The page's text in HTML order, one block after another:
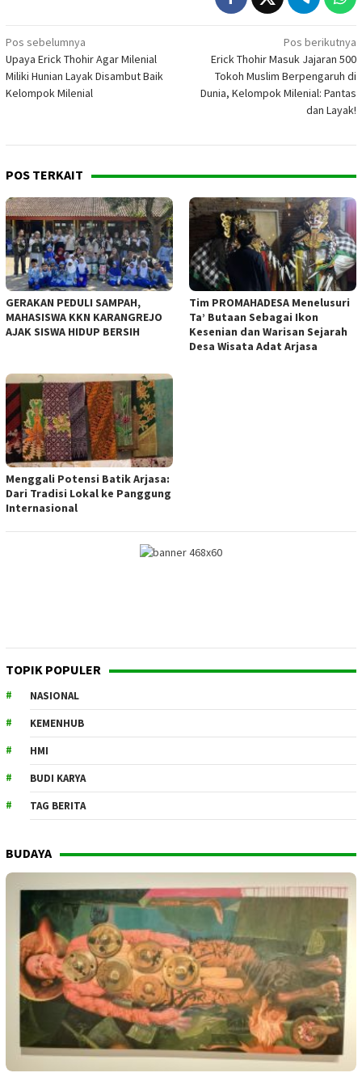
Navigasi
pos
Pos sebelumnya
Upaya Erick Thohir Agar Milenial
Miliki Hunian Layak Disambut Baik
Kelompok Milenial
Pos berikutnya
Erick Thohir Masuk Jajaran 500
Tokoh Muslim Berpengaruh di
Dunia, Kelompok Milenial: Pantas
dan Layak!
POS TERKAIT
GERAKAN PEDULI SAMPAH,
MAHASISWA KKN KARANGREJO
AJAK SISWA HIDUP BERSIH
Tim PROMAHADESA Menelusuri
Ta’ Butaan Sebagai Ikon
Kesenian dan Warisan Sejarah
Desa Wisata Adat Arjasa
Menggali Potensi Batik Arjasa:
Dari Tradisi Lokal ke Panggung
Internasional
TOPIK POPULER
NASIONAL
KEMENHUB
HMI
BUDI KARYA
TAG BERITA
BUDAYA